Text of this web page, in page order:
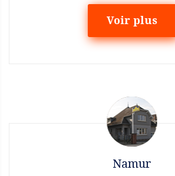
Voir plus
Namur